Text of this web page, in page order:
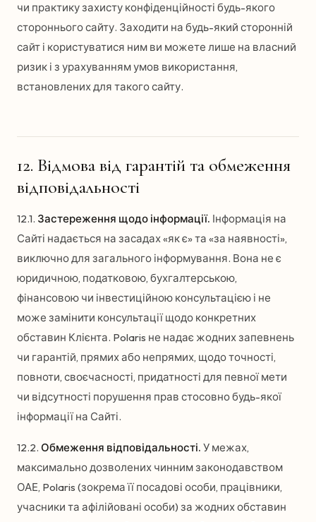
чи практику захисту конфіденційності будь-якого
стороннього сайту. Заходити на будь-який сторонній
сайт і користуватися ним ви можете лише на власний
ризик і з урахуванням умов використання,
встановлених для такого сайту.
12. Відмова від гарантій та обмеження
відповідальності
12.1. Застереження щодо інформації. Інформація на
Сайті надається на засадах «як є» та «за наявності»,
виключно для загального інформування. Вона не є
юридичною, податковою, бухгалтерською,
фінансовою чи інвестиційною консультацією і не
може замінити консультації щодо конкретних
обставин Клієнта. Polaris не надає жодних запевнень
чи гарантій, прямих або непрямих, щодо точності,
повноти, своєчасності, придатності для певної мети
чи відсутності порушення прав стосовно будь-якої
інформації на Сайті.
12.2. Обмеження відповідальності. У межах,
максимально дозволених чинним законодавством
ОАЕ, Polaris (зокрема її посадові особи, працівники,
учасники та афілійовані особи) за жодних обставин